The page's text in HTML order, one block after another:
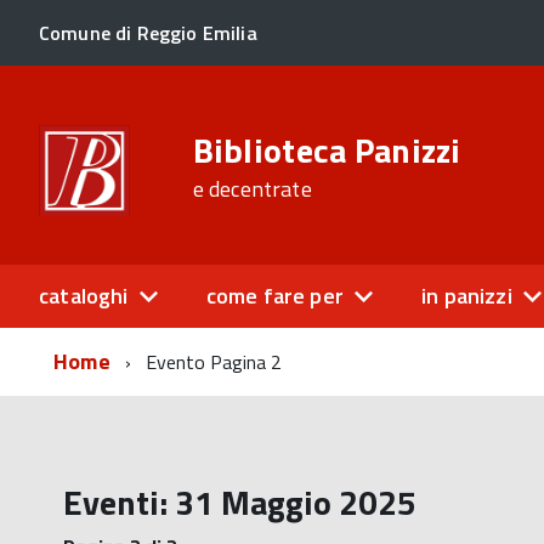
Comune di Reggio Emilia
Biblioteca Panizzi
e decentrate
cataloghi come fare per in panizzi
Home
Evento Pagina 2
Eventi: 31 Maggio 2025